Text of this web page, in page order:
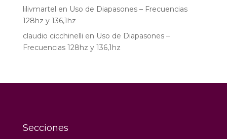
lilivmartel en Uso de Diapasones – Frecuencias
128hz y 136,1hz
claudio cicchinelli en Uso de Diapasones –
Frecuencias 128hz y 136,1hz
Secciones